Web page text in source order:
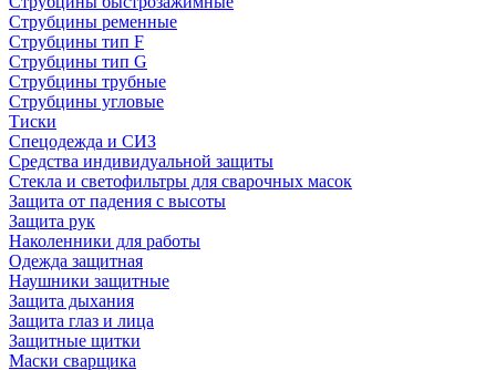
Струбцины ременные
Струбцины тип F
Струбцины тип G
Струбцины трубные
Струбцины угловые
Тиски
Спецодежда и СИЗ
Средства индивидуальной защиты
Стекла и светофильтры для сварочных масок
Защита от падения с высоты
Защита рук
Наколенники для работы
Одежда защитная
Наушники защитные
Защита дыхания
Защита глаз и лица
Защитные щитки
Маски сварщика